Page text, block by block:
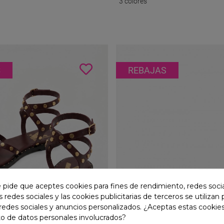
RSP-7978 Cuero Con
REBAJAS
que aceptes cookies para fines de rendimiento, redes
redes sociales y las cookies publicitarias de terceros se utilizan
sociales y anuncios personalizados. ¿Aceptas estas
de datos personales involucrados?